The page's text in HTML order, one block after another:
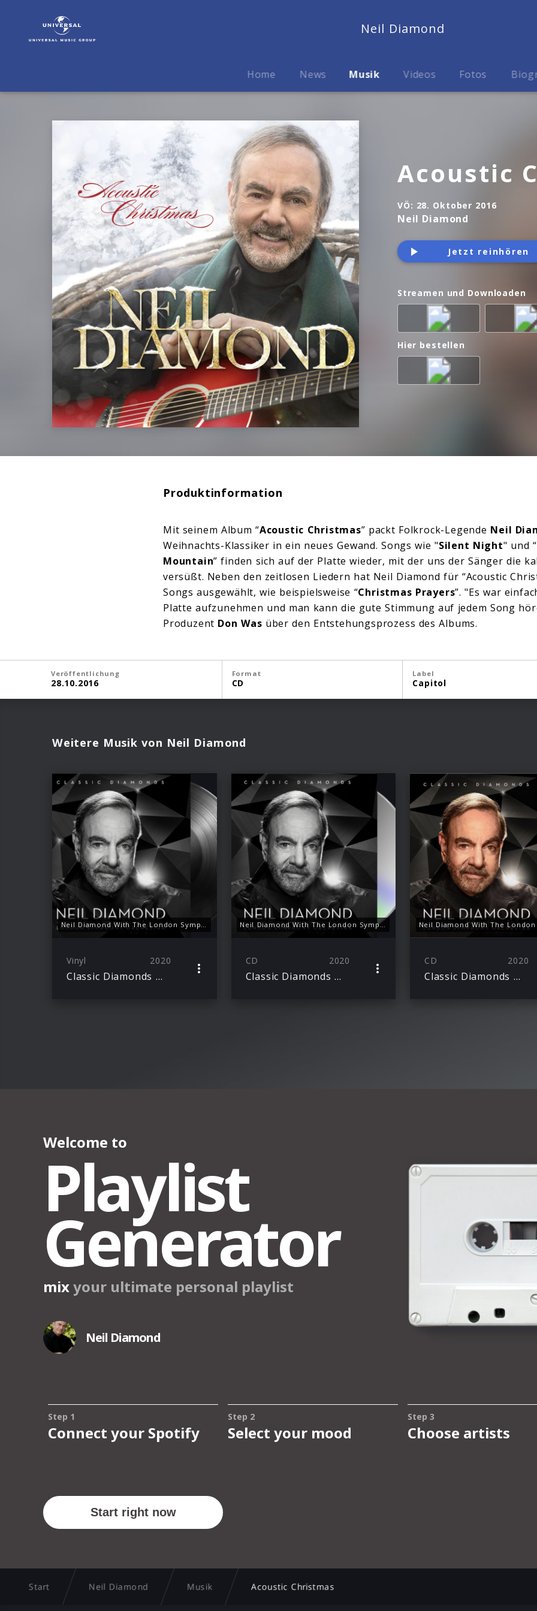
Diamond
Christmas
Neil Diamond
Home News Musik Videos Fotos
Acoustic
VÖ: 28. Oktober 2016
Neil Diamond
Jetzt reinhören
Streamen und Downloaden
Hier bestellen
Produktinformation
Mit seinem Album “Acoustic Christmas” packt Folkrock-Legende Neil
Weihnachts-Klassiker in ein neues Gewand. Songs wie "Silent Night" und “
Mountain” finden sich auf der Platte wieder, mit der uns der Sänger die
versüßt. Neben den zeitlosen Liedern hat Neil Diamond für “Acoustic
Songs ausgewählt, wie beispielsweise “Christmas Prayers”. "Es war
Platte aufzunehmen und man kann die gute Stimmung auf jedem Song
Produzent Don Was über den Entstehungsprozess des Albums.
Veröffentlichung
28.10.2016
Format
CD
Label
Capitol
Weitere Musik von Neil Diamond
Vinyl 2020
Classic Diamonds With The London Symphony Orchestra
Neil Diamond With The London Symphony Orchestra, Classic Diamonds (Ltd. Edt.)
CD 2020
Classic Diamonds With The London Symphony Orchestra
CD 2020
Classic Diamonds With The London Symphony Orchestra
Start Neil Diamond Musik Acoustic Christmas